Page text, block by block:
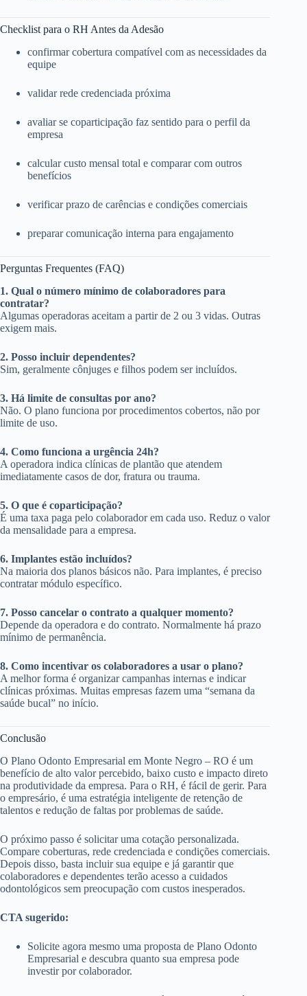
Checklist para o RH Antes da Adesão
confirmar cobertura compatível com as necessidades da
equipe
validar rede credenciada próxima
avaliar se coparticipação faz sentido para o perfil da
empresa
calcular custo mensal total e comparar com outros
benefícios
verificar prazo de carências e condições comerciais
preparar comunicação interna para engajamento
Perguntas Frequentes (FAQ)
1. Qual o número mínimo de colaboradores para
contratar?
Algumas operadoras aceitam a partir de 2 ou 3 vidas. Outras
exigem mais.
2. Posso incluir dependentes?
Sim, geralmente cônjuges e filhos podem ser incluídos.
3. Há limite de consultas por ano?
Não. O plano funciona por procedimentos cobertos, não por
limite de uso.
4. Como funciona a urgência 24h?
A operadora indica clínicas de plantão que atendem
imediatamente casos de dor, fratura ou trauma.
5. O que é coparticipação?
É uma taxa paga pelo colaborador em cada uso. Reduz o valor
da mensalidade para a empresa.
6. Implantes estão incluídos?
Na maioria dos planos básicos não. Para implantes, é preciso
contratar módulo específico.
7. Posso cancelar o contrato a qualquer momento?
Depende da operadora e do contrato. Normalmente há prazo
mínimo de permanência.
8. Como incentivar os colaboradores a usar o plano?
A melhor forma é organizar campanhas internas e indicar
clínicas próximas. Muitas empresas fazem uma “semana da
saúde bucal” no início.
Conclusão
O Plano Odonto Empresarial em Monte Negro – RO é um
benefício de alto valor percebido, baixo custo e impacto direto
na produtividade da empresa. Para o RH, é fácil de gerir. Para
o empresário, é uma estratégia inteligente de retenção de
talentos e redução de faltas por problemas de saúde.
O próximo passo é solicitar uma cotação personalizada.
Compare coberturas, rede credenciada e condições comerciais.
Depois disso, basta incluir sua equipe e já garantir que
colaboradores e dependentes terão acesso a cuidados
odontológicos sem preocupação com custos inesperados.
CTA sugerido:
Solicite agora mesmo uma proposta de Plano Odonto
Empresarial e descubra quanto sua empresa pode
investir por colaborador.